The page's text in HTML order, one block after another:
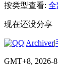
按类型查看: 全
现在还没分享
|Archiver|
GMT+8, 2026-